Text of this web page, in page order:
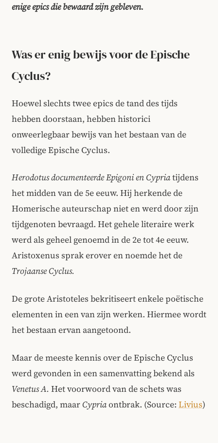
enige epics die bewaard zijn gebleven.
Was er enig bewijs voor de Epische
Cyclus?
Hoewel slechts twee epics de tand des tijds
hebben doorstaan, hebben historici
onweerlegbaar bewijs van het bestaan van de
volledige Epische Cyclus.
Herodotus documenteerde Epigoni en Cypriatijdens
het midden van de 5e eeuw. Hij herkende de
Homerische auteurschap niet en werd door zijn
tijdgenoten bevraagd. Het gehele literaire werk
werd als geheel genoemd in de 2e tot 4e eeuw.
Aristoxenus sprak erover en noemde het de
Trojaanse Cyclus.
De grote Aristoteles bekritiseert enkele poëtische
elementen in een van zijn werken. Hiermee wordt
het bestaan ervan aangetoond.
Maar de meeste kennis over de Epische Cyclus
werd gevonden in een samenvatting bekend als
Venetus A. Het voorwoord van de schets was
beschadigd, maarCypriaontbrak. (Source: Livius)